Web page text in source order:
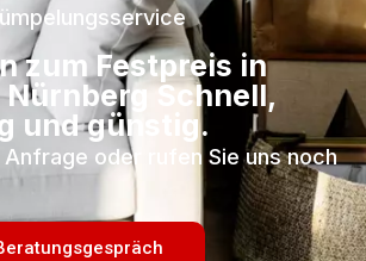
zum Festpreis in
Schnell,
und günstig.
Anfrage oder rufen Sie uns noch